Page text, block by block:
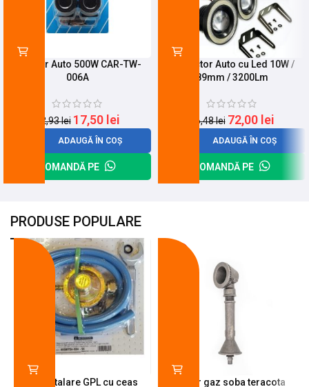
Tweeter Auto 500W CAR-TW-
006A
22,93lei 17,50 lei
ADAUGĂ ÎN COȘ
COMANDĂ PE
Proiector Auto cu Led 10W /
89mm / 3200Lm
96,48lei 72,00 lei
ADAUGĂ ÎN COȘ
COMANDĂ PE
PRODUSE POPULARE
Kit instalare GPL cu ceas
Arzator gaz soba teracota